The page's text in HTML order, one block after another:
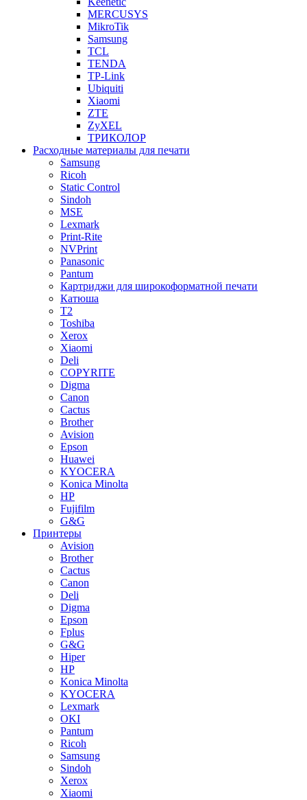
MERCUSYS
MikroTik
Samsung
TCL
TENDA
TP-Link
Ubiquiti
Xiaomi
ZTE
ZyXEL
ТРИКОЛОР
Расходные материалы для печати
Samsung
Ricoh
Static Control
Sindoh
MSE
Lexmark
Print-Rite
NVPrint
Panasonic
Pantum
Картриджи для широкоформатной печати
Катюша
T2
Toshiba
Xerox
Xiaomi
Deli
COPYRITE
Digma
Canon
Cactus
Brother
Avision
Epson
Huawei
KYOCERA
Konica Minolta
HP
Fujifilm
G&G
Принтеры
Avision
Brother
Cactus
Canon
Deli
Digma
Epson
Fplus
G&G
Hiper
HP
Konica Minolta
KYOCERA
Lexmark
OKI
Pantum
Ricoh
Samsung
Sindoh
Xerox
Xiaomi